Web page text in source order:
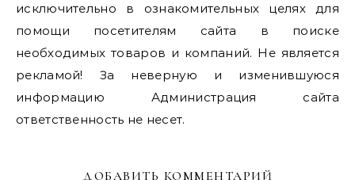
исключительно в ознакомительных целях для
помощи посетителям сайта в поиске
необходимых товаров и компаний. Не является
рекламой! За неверную и изменившуюся
информацию Администрация сайта
ответственность не несет.
ДОБАВИТЬ КОММЕНТАРИЙ